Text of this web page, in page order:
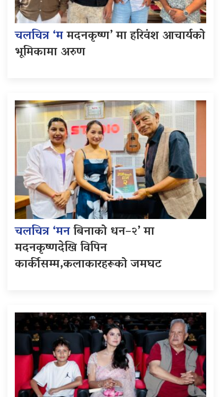
चलचित्र ‘ममदनकृष्ण’ मा हरिवंश आचार्यको
भूमिकामा अरुण
चलचित्र ‘मनबिनाको धन–२’ मा
मदनकृष्णदेखि विपिन
कार्कीसम्म,कलाकारहरूको जमघट